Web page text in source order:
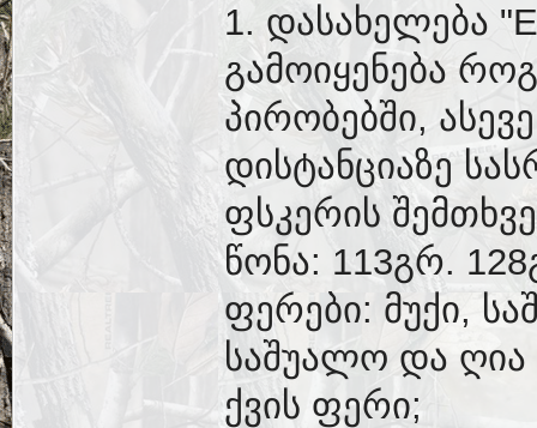
1. დასახელება
გამოიყენება
პირობებში,
დისტანციაზე
ფსკერის
წონა: 113გრ.
ფერები: მუქი,
საშუალო და ღია
ქვის ფერი;